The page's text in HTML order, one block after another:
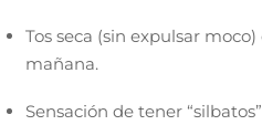
Tos seca (sin expulsar
mañana.
Sensación de tener